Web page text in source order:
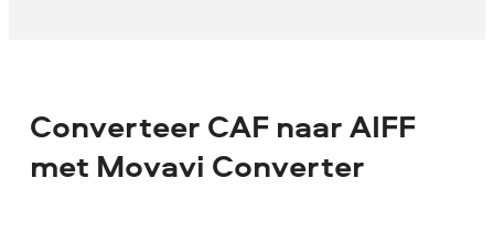
Converteer CAF naar AIFF
met Movavi Converter